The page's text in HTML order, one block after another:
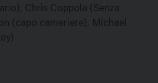
Chris Coppola (Senza
(capo cameriere), Michael